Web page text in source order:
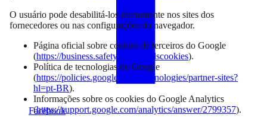
Facebook
O usuário pode desabilitá-los diretamente nos sites dos
fornecedores ou nas configurações do navegador.
Página oficial sobre cookies de terceiros do Google
(https://business.safety.google/adscookies).
Política de tecnologias do Google
(https://policies.google.com/technologies/partner-sites?
hl=pt-BR).
Informações sobre os cookies do Google Analytics
(https://support.google.com/analytics/answer/2799357).